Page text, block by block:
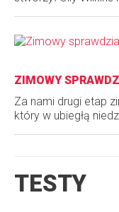
ZIMOWY
Za nami drugi etap
który w ubiegłą
TESTY